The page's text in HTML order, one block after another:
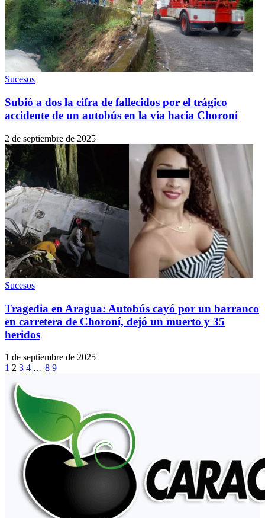
Sucesos
Subió a dos la cifra de fallecidos por el trágico
accidente de un autobús en la vía hacia Choroní
2 de septiembre de 2025
Sucesos
Tragedia en Aragua: Autobús cayó por un barranco
en carretera de Choroní, dejó un muerto y 35
heridos
1 de septiembre de 2025
1 2 3 4 … 8 9